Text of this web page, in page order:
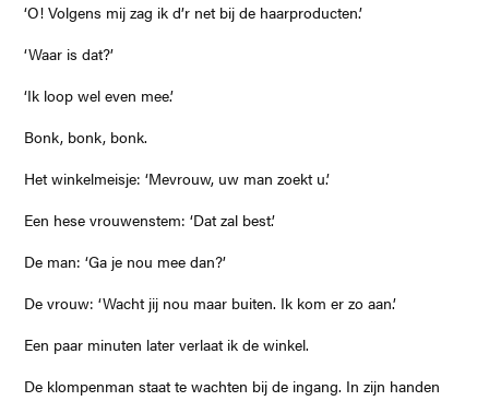
‘O! Volgens mij zag ik d’r net bij de haarproducten.’
‘Waar is dat?’
‘Ik loop wel even mee.’
Bonk, bonk, bonk.
Het winkelmeisje: ‘Mevrouw, uw man zoekt u.’
Een hese vrouwenstem: ‘Dat zal best.’
De man: ‘Ga je nou mee dan?’
De vrouw: ‘Wacht jij nou maar buiten. Ik kom er zo aan.’
Een paar minuten later verlaat ik de winkel.
De klompenman staat te wachten bij de ingang. In zijn handen